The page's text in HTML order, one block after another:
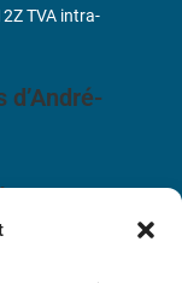
TVA intra-